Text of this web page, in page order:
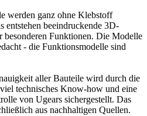
werden ganz ohne Klebstoff
entstehen beeindruckende 3D-
besonderen Funktionen. Die Modelle
- die Funktionsmodelle sind
aller Bauteile wird durch die
technisches Know-how und eine
von Ugears sichergestellt. Das
aus nachhaltigen Quellen.